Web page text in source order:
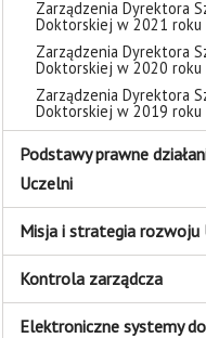
Zarządzenia Dyrektora
Doktorskiej w 2021 roku
Zarządzenia Dyrektora
Doktorskiej w 2020 roku
Zarządzenia Dyrektora
Doktorskiej w 2019 roku
Podstawy prawne
Uczelni
Misja i strategia rozwoju
Kontrola zarządcza
Elektroniczne systemy